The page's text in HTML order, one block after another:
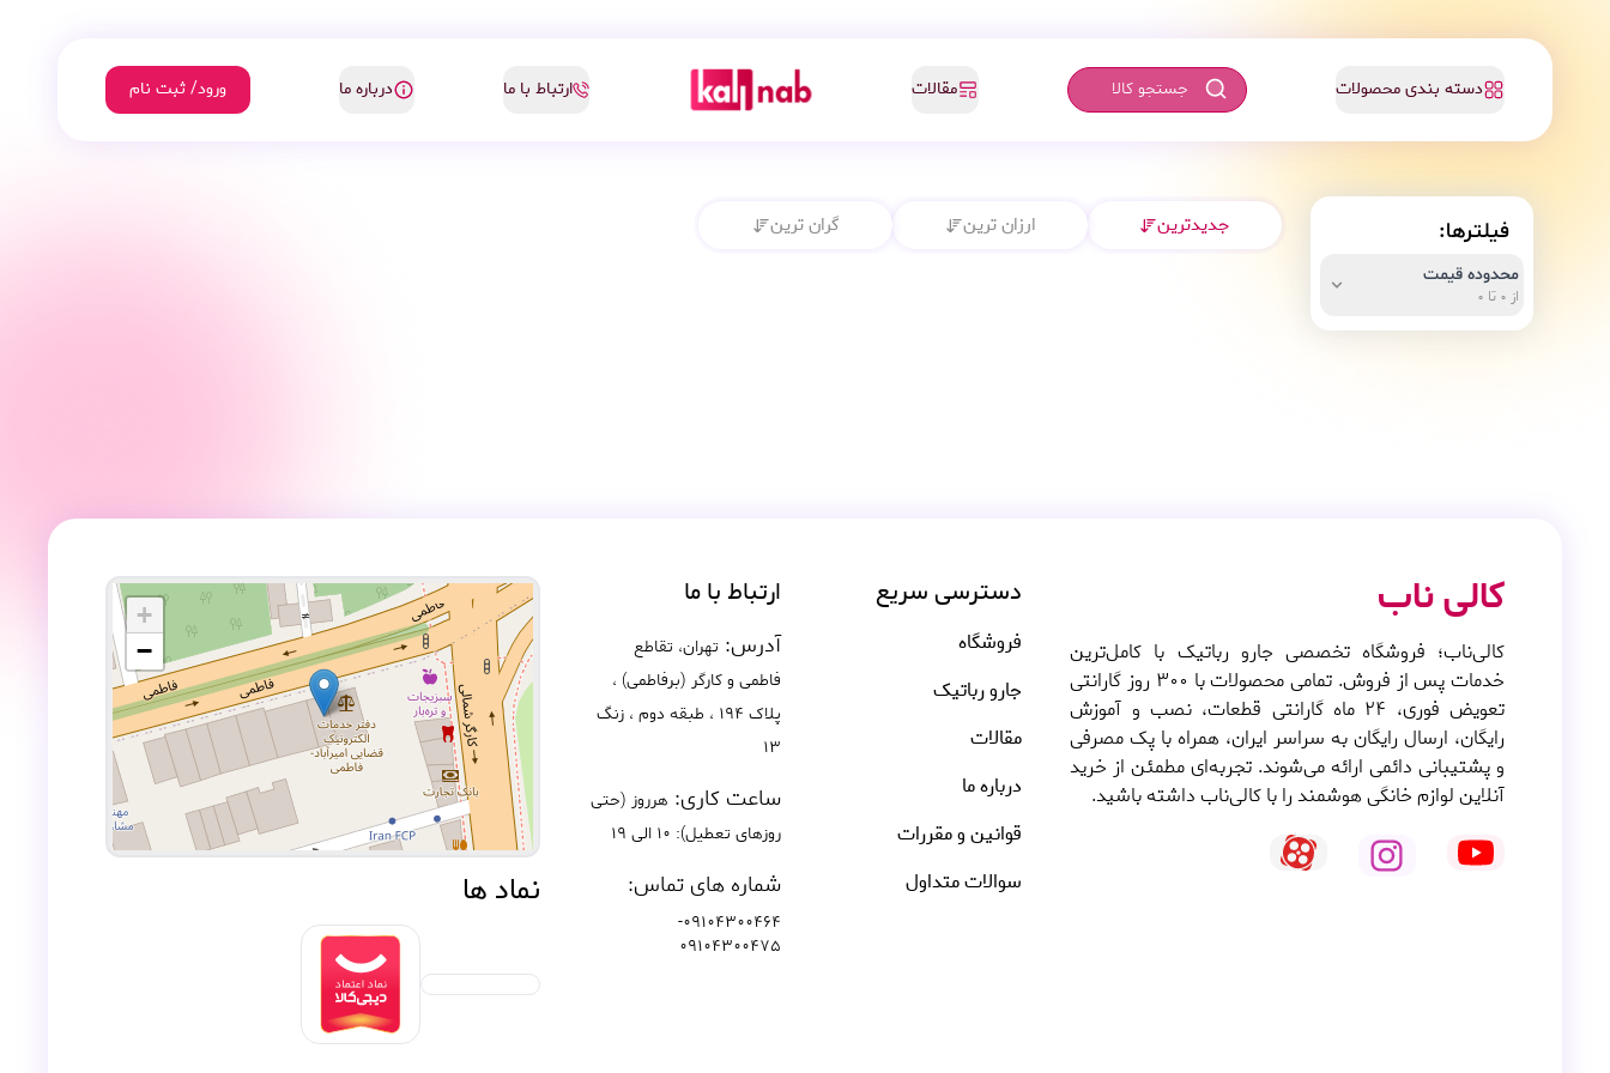
دسته بندی محصولات مقالات ارتباط با ما درباره ما ورود/ ثبت نام
فیلترها:
محدوده قیمت
از 0 تا 0
جدیدترین ارزان ترین گران ترین
کالی ناب
کالی‌ناب؛ فروشگاه تخصصی جارو رباتیک با کامل‌ترین
خدمات پس از فروش. تمامی محصولات با ۳۰۰ روز گارانتی
تعویض فوری، ۲۴ ماه گارانتی قطعات، نصب و آموزش
رایگان، ارسال رایگان به سراسر ایران، همراه با پک مصرفی
و پشتیبانی دائمی ارائه می‌شوند. تجربه‌ای مطمئن از خرید
آنلاین لوازم خانگی هوشمند را با کالی‌ناب داشته باشید.
دسترسی سریع
فروشگاه
جارو رباتیک
مقالات
درباره ما
قوانین و مقررات
سوالات متداول
ارتباط با ما
آدرس: تهران، تقاطع
فاطمی و کارگر (برفاطمی) ،
پلاک 194 ، طبقه دوم ، زنگ
13
ساعت کاری: هرروز (حتی
روزهای تعطیل): 10 الی 19
شماره های تماس:
09104300464
-
09104300475
+
−
نماد ها